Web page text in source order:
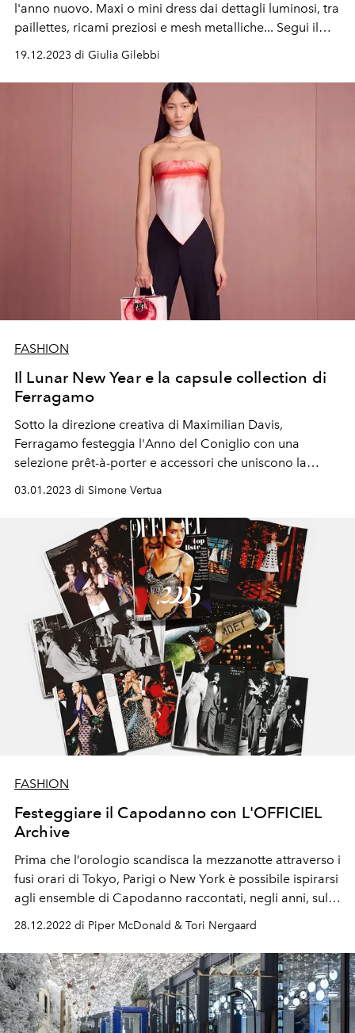
l'anno nuovo. Maxi o mini dress dai dettagli luminosi, tra
paillettes, ricami preziosi e mesh metalliche... Segui il
dress-code festivo e preparati a brillare (non solo) di
19.12.2023 di Giulia Gilebbi
FASHION
Il Lunar New Year e la capsule collection di
Ferragamo
Sotto la direzione creativa di Maximilian Davis,
Ferragamo festeggia l'Anno del Coniglio con una
selezione prêt-à-porter e accessori che uniscono la
cultura tradizionale cinese e l’augurio della Maison. Una
03.01.2023 di Simone Vertua
FASHION
Festeggiare il Capodanno con L'OFFICIEL
Archive
Prima che l’orologio scandisca la mezzanotte attraverso i
fusi orari di Tokyo, Parigi o New York è possibile ispirarsi
agli ensemble di Capodanno raccontati, negli anni, sulle
pagine de L’OFFICIEL.
28.12.2022 di Piper McDonald & Tori Nergaard